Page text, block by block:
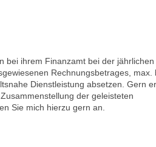
bei ihrem Finanzamt bei der jährlichen
Rechnungsbetrages, max.
Dienstleistung absetzen. Gern
der geleisteten
Sie mich hierzu gern an.